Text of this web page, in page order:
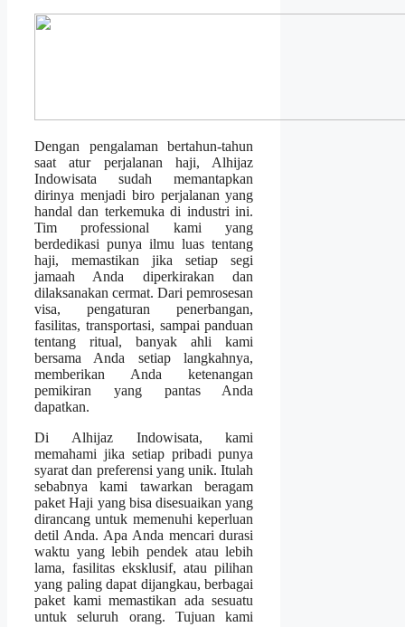
Dengan pengalaman bertahun-tahun
saat atur perjalanan haji, Alhijaz
Indowisata sudah memantapkan
dirinya menjadi biro perjalanan yang
handal dan terkemuka di industri ini.
Tim professional kami yang
berdedikasi punya ilmu luas tentang
haji, memastikan jika setiap segi
jamaah Anda diperkirakan dan
dilaksanakan cermat. Dari pemrosesan
visa, pengaturan penerbangan,
fasilitas, transportasi, sampai panduan
tentang ritual, banyak ahli kami
bersama Anda setiap langkahnya,
memberikan Anda ketenangan
pemikiran yang pantas Anda
dapatkan.
Di Alhijaz Indowisata, kami
memahami jika setiap pribadi punya
syarat dan preferensi yang unik. Itulah
sebabnya kami tawarkan beragam
paket Haji yang bisa disesuaikan yang
dirancang untuk memenuhi keperluan
detil Anda. Apa Anda mencari durasi
waktu yang lebih pendek atau lebih
lama, fasilitas eksklusif, atau pilihan
yang paling dapat dijangkau, berbagai
paket kami memastikan ada sesuatu
untuk seluruh orang. Tujuan kami